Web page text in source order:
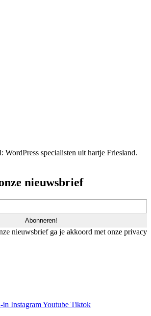
specialisten uit hartje Friesland.
nieuwsbrief
nieuwsbrief ga je akkoord met onze privacy
in InstagramYoutube Tiktok